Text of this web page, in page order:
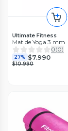
Ultimate Fitness
Mat de Yoga 3 mm
0(0)
27% $7.990
$10.990